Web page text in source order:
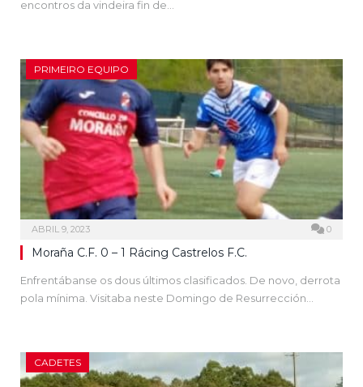
encontros da vindeira fin de…
PRIMEIRO EQUIPO
ABRIL 9, 2023 0
Moraña C.F. 0 – 1 Rácing Castrelos F.C.
Enfrentábanse os dous últimos clasificados. De novo, derrota
pola mínima. Visitaba neste Domingo de Resurrección…
CADETES